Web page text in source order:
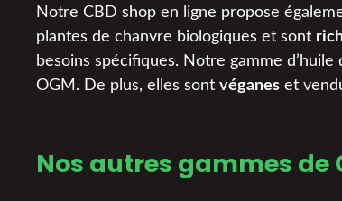
Notre CBD shop en ligne propose
plantes de chanvre biologiques et sont
besoins spécifiques. Notre gamme
OGM. De plus, elles sont véganes et
Nos autres gammes de